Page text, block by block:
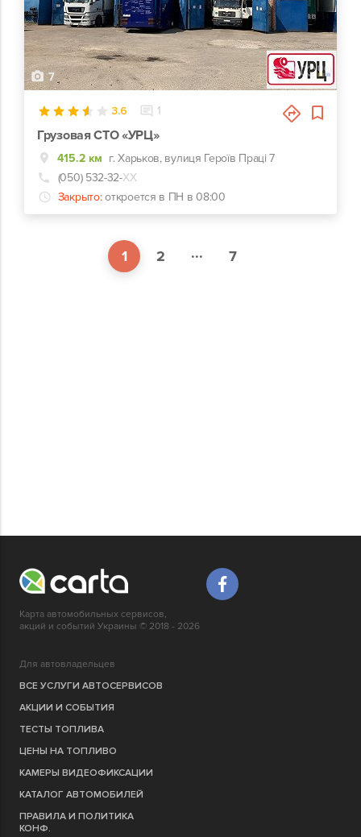
7
3.6 1
Грузовая СТО «УРЦ»
415.2 км г. Харьков, вулиця Героїв Праці 7
(050) 532-32-ХХ
Закрыто: откроется в ПН в 08:00
1 2 ... 7
Карта автомобильных сервисов,
акций и событий Украины © 2018 - 2026
Для автовладельцев
ВСЕ УСЛУГИ АВТОСЕРВИСОВ
АКЦИИ И СОБЫТИЯ
ТЕСТЫ ТОПЛИВА
ЦЕНЫ НА ТОПЛИВО
КАМЕРЫ ВИДЕОФИКСАЦИИ
КАТАЛОГ АВТОМОБИЛЕЙ
ПРАВИЛА И ПОЛИТИКА
КОНФ.